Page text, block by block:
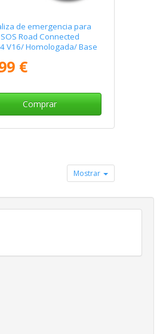
de emergencia para
Road Connected
V16/ Homologada/ Base
a Pilas
€
Comprar
Mostrar